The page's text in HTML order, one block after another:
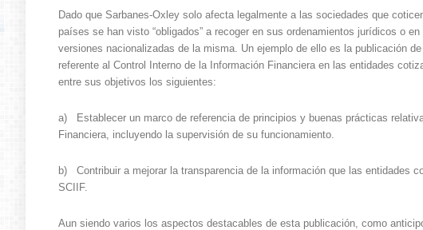
Dado que Sarbanes-Oxley solo afecta legalmente a las sociedades que
países se han visto “obligados” a recoger en sus ordenamientos jurídicos o
versiones nacionalizadas de la misma. Un ejemplo de ello es la publicación
referente al Control Interno de la Información Financiera en las entidades
entre sus objetivos los siguientes:
a) Establecer un marco de referencia de principios y buenas prácticas
Financiera, incluyendo la supervisión de su funcionamiento.
b) Contribuir a mejorar la transparencia de la información que las entidades
SCIIF.
Aun siendo varios los aspectos destacables de esta publicación, como